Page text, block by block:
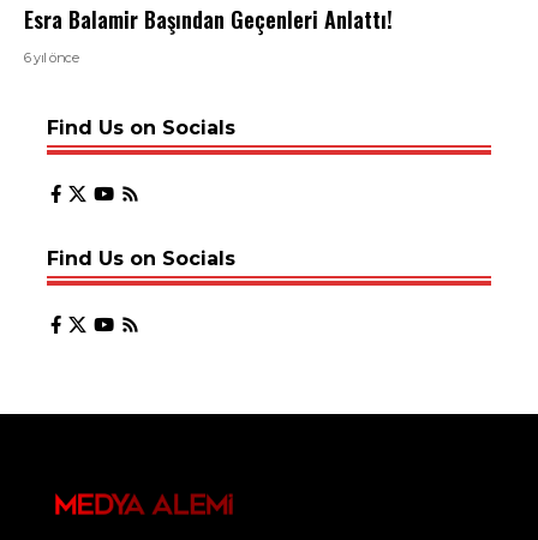
Esra Balamir Başından Geçenleri Anlattı!
6 yıl önce
Find Us on Socials
Find Us on Socials